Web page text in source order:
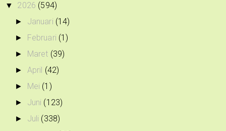
▼ 2026 (594)
► Januari (14)
► Februari (1)
► Maret (39)
► April (42)
► Mei (1)
► Juni (123)
► Juli (338)